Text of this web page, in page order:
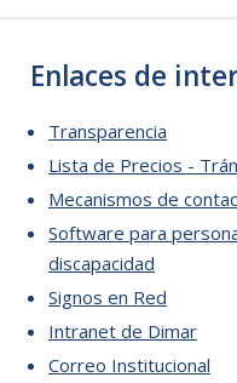
Enlaces de
Transparencia
Lista de Precios -
Mecanismos de
Software para
discapacidad
Signos en Red
Intranet de Dimar
Correo Institucional